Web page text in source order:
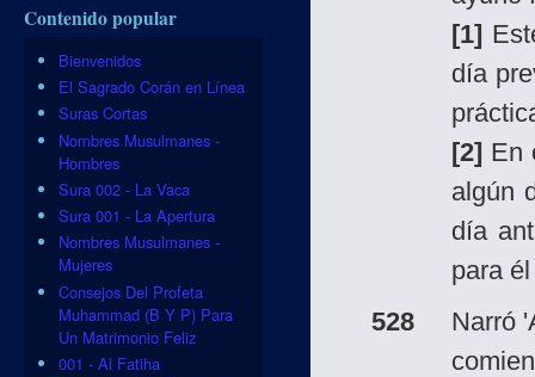
[1]
día
[2] En
algún
día
para
528
Narró
Contenido popular
Bienvenidos
El Sagrado Corán en Línea
Suras Cortas
Nombres Musulmanes -
Hombres
Sura 002 - La Vaca
Sura 001 - La Apertura
Nombres Musulmanes -
Mujeres
Consejos Del Profeta
Muhammad (B Y P) Para
Un Matrimonio Feliz
001 - Al Fatiha